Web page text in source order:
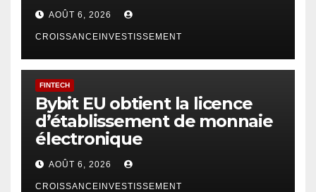
AOÛT 6, 2026
CROISSANCEINVESTISSEMENT
FINTECH
Bybit EU obtient la licence
d’établissement de monnaie
électronique
AOÛT 6, 2026
CROISSANCEINVESTISSEMENT